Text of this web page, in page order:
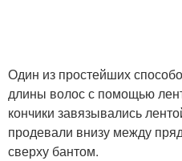
Один из простейших
длины волос с помощью
кончики завязывались
продевали внизу между
сверху бантом.